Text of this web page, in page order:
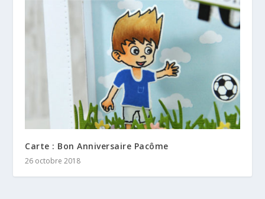
Carte : Bon Anniversaire Pacôme
26 octobre 2018